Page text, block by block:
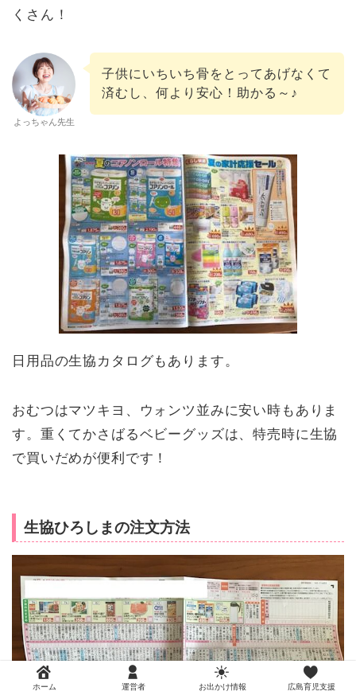
くさん！
よっちゃん先生
子供にいちいち骨をとってあげなくて
済むし、何より安心！助かる～♪
日用品の生協カタログもあります。
おむつはマツキヨ、ウォンツ並みに安い時もありま
す。重くてかさばるベビーグッズは、特売時に生協
で買いだめが便利です！
生協ひろしまの注文方法
ホーム 運営者 お出かけ情報 広島育児支援